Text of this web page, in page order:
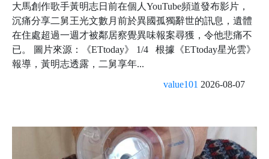
大馬創作歌手黃明志日前在個人YouTube頻道發布影片，
沉痛分享二舅王光文數月前於異國孤獨辭世的訊息，遺體
在住處超過一週才被鄰居察覺異味報案尋獲，令他悲痛不
已。 圖片來源：《ETtoday》 1/4 根據《ETtoday星光雲》
報導，黃明志透露，二舅享年...
value101 2026-08-07